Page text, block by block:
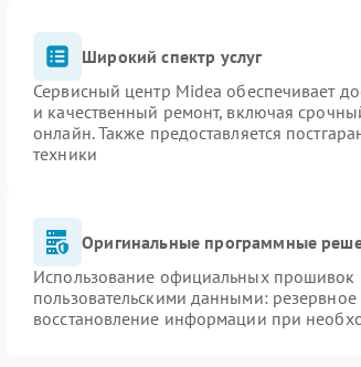
Широкий спектр услуг
Сервисный центр Midea обеспечивает
и качественный ремонт, включая
онлайн. Также предоставляется
техники
Оригинальные программные
Использование официальных прошивок
пользовательскими данными:
восстановление информации при